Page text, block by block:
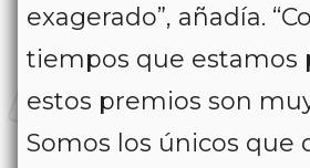
exagerado”, añadía.
tiempos que estamos
estos premios son
Somos los únicos que